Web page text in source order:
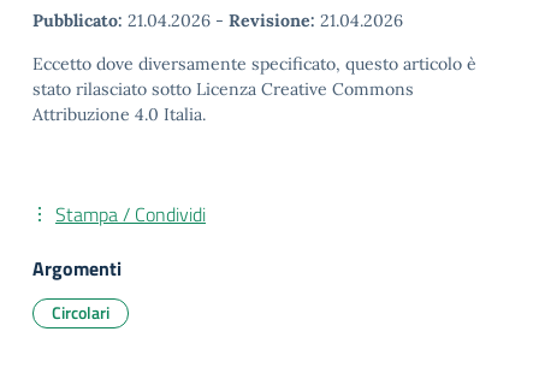
Pubblicato: 21.04.2026 - Revisione: 21.04.2026
Eccetto dove diversamente specificato, questo articolo è
stato rilasciato sotto Licenza Creative Commons
Attribuzione 4.0 Italia.
Stampa / Condividi
Argomenti
Circolari